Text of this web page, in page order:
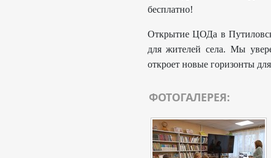
бесплатно!
Открытие ЦОДа в
для жителей села. Мы
откроет новые горизонты
ФОТОГАЛЕРЕЯ: